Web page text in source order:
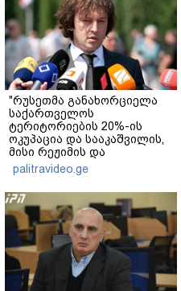
"რუსეთმა განახორციელა
საქართველოს
ტერიტორიების 20%-ის
ოკუპაცია და სააკაშვილის,
მისი რეჟიმის და
"ნაცმოძრაობის" ღალატი
ვერანაირად ვერ
გადაფარავს ამ
დანაშაულს" - ირაკლი
კობახიძე
palitravideo.ge